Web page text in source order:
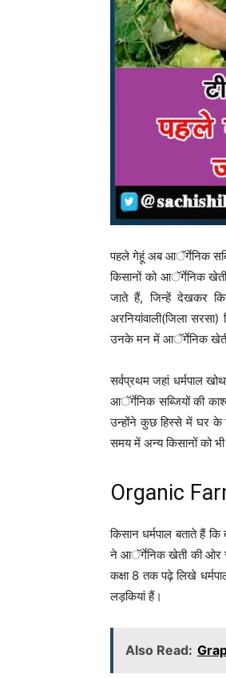
पहले गेहूं अब आॅर्गेनिक
किसानों को आॅर्गेनिक
जाते हैं, जिन्हें देखकर
अरनियांवाली(जिला
उनके मन में आॅर्गेनिक खेती
सर्वप्रथम जहां धर्मपाल
आॅर्गेनिक सब्जियों की
उन्होंने कुछ हिस्से में घर के
समय में अन्य किसानों को
Organic
किसान धर्मपाल बताते हैं
ने आॅर्गेनिक खेती की ओर
कक्षा 8 तक पढ़े लिखे
लड़कियां हैं।
Also Read: